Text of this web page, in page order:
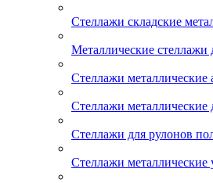
Стеллажи складские
Металлические стеллажи
Стеллажи металлические
Стеллажи
Стеллажи для рулонов
Стеллажи металлические